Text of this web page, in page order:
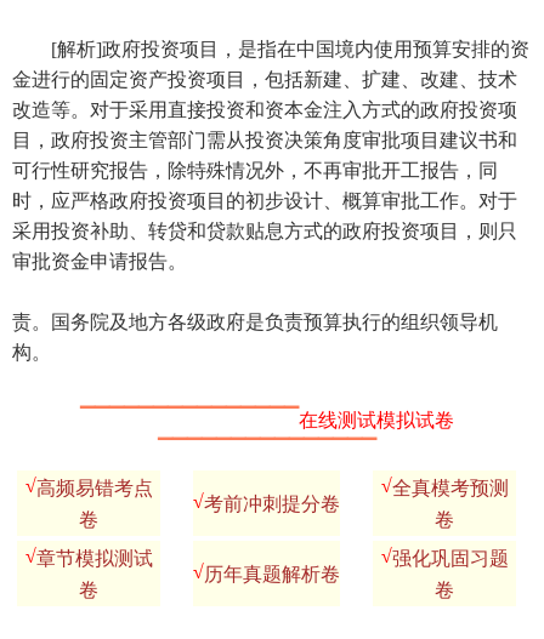
[解析]政府投资项目，是指在中国境内使用预算安排的资
金进行的固定资产投资项目，包括新建、扩建、改建、技术
改造等。对于采用直接投资和资本金注入方式的政府投资项
目，政府投资主管部门需从投资决策角度审批项目建议书和
可行性研究报告，除特殊情况外，不再审批开工报告，同
时，应严格政府投资项目的初步设计、概算审批工作。对于
采用投资补助、转贷和贷款贴息方式的政府投资项目，则只
审批资金申请报告。
责。国务院及地方各级政府是负责预算执行的组织领导机
构。
在线测试模拟试卷
√高频易错考点
卷
√考前冲刺提分卷
√全真模考预测
卷
√章节模拟测试
卷
√历年真题解析卷
√强化巩固习题
卷